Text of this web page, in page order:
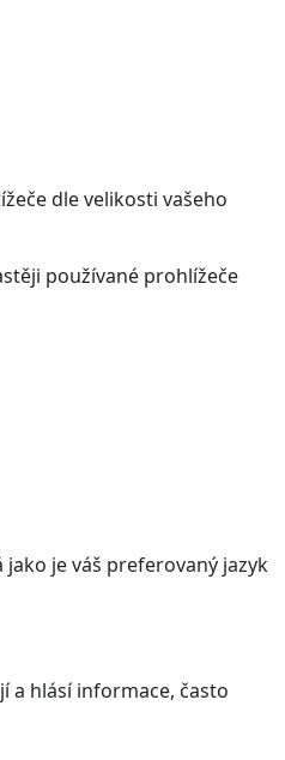
dle velikosti vašeho
používané prohlížeče
je váš preferovaný jazyk
a hlásí informace, často